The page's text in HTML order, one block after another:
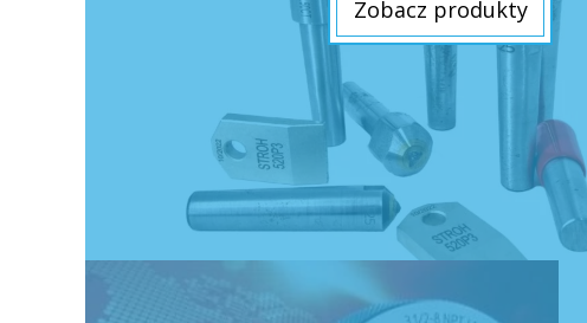
Zobacz produkty